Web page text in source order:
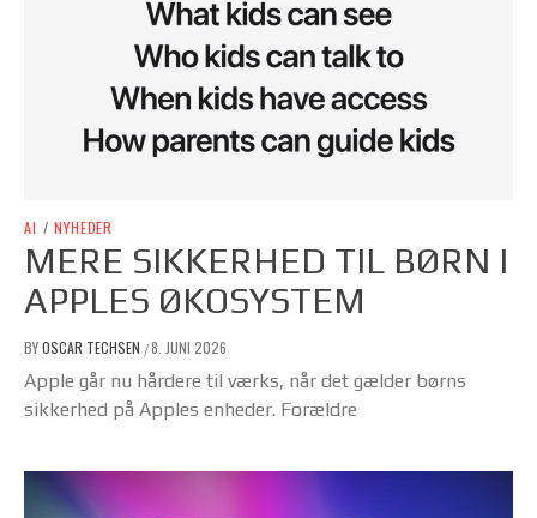
AI / NYHEDER
MERE SIKKERHED TIL BØRN I
APPLES ØKOSYSTEM
BYOSCAR TECHSEN /8. JUNI 2026
Apple går nu hårdere til værks, når det gælder børns
sikkerhed på Apples enheder. Forældre